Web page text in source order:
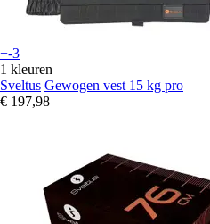
+-3
1 kleuren
Sveltus Gewogen vest 15 kg pro
€ 197,98